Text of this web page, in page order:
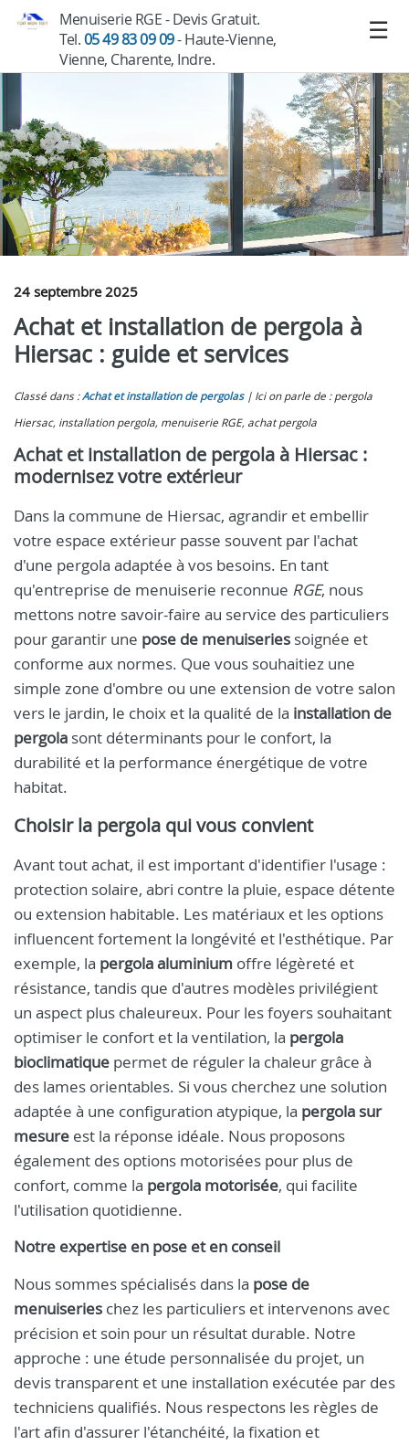
Menuiserie RGE - Devis Gratuit.
Tel.05 49 83 09 09- Haute-Vienne,
Vienne, Charente, Indre.
24 septembre 2025
Achat et installation de pergola à
Hiersac : guide et services
Classé dans :Achat et installation de pergolas
Ici on parle de : pergola
Hiersac, installation pergola, menuiserie RGE, achat pergola
Achat et installation de pergola à Hiersac :
modernisez votre extérieur
Dans la commune de Hiersac, agrandir et embellir
votre espace extérieur passe souvent par l'achat
d'une pergola adaptée à vos besoins. En tant
qu'entreprise de menuiserie reconnue RGE, nous
mettons notre savoir-faire au service des particuliers
pour garantir une pose de menuiseries soignée et
conforme aux normes. Que vous souhaitiez une
simple zone d'ombre ou une extension de votre salon
vers le jardin, le choix et la qualité de la installation de
pergola sont déterminants pour le confort, la
durabilité et la performance énergétique de votre
habitat.
Choisir la pergola qui vous convient
Avant tout achat, il est important d'identifier l'usage :
protection solaire, abri contre la pluie, espace détente
ou extension habitable. Les matériaux et les options
influencent fortement la longévité et l'esthétique. Par
exemple, la pergola aluminium offre légèreté et
résistance, tandis que d'autres modèles privilégient
un aspect plus chaleureux. Pour les foyers souhaitant
optimiser le confort et la ventilation, la pergola
bioclimatique permet de réguler la chaleur grâce à
des lames orientables. Si vous cherchez une solution
adaptée à une configuration atypique, la pergola sur
mesure est la réponse idéale. Nous proposons
également des options motorisées pour plus de
confort, comme la pergola motorisée, qui facilite
l'utilisation quotidienne.
Notre expertise en pose et en conseil
Nous sommes spécialisés dans la pose de
menuiseries chez les particuliers et intervenons avec
précision et soin pour un résultat durable. Notre
approche : une étude personnalisée du projet, un
devis transparent et une installation exécutée par des
techniciens qualifiés. Nous respectons les règles de
l'art afin d'assurer l'étanchéité, la fixation et